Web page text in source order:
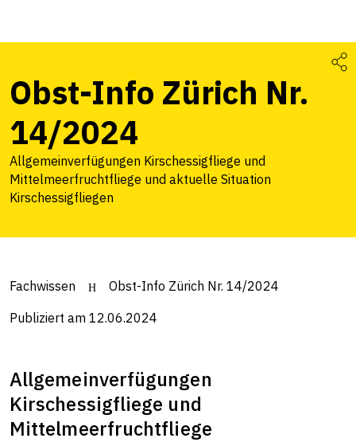
Obst-Info Zürich Nr.
14/2024
Allgemeinverfügungen Kirschessigfliege und
Mittelmeerfruchtfliege und aktuelle Situation
Kirschessigfliegen
Fachwissen Obst-Info Zürich Nr. 14/2024
Publiziert am 12.06.2024
Allgemeinverfügungen
Kirschessigfliege und
Mittelmeerfruchtfliege